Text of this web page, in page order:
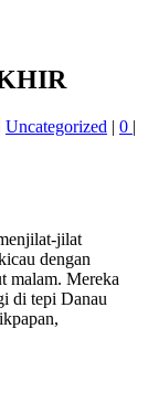
Uncategorized | 0 |
jilat
dengan
malam. Mereka
di tepi Danau